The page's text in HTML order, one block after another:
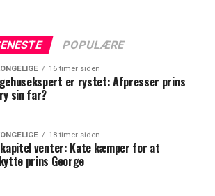
POPULÆRE
16 timer siden
er rystet: Afpresser prins
sin far?
18 timer siden
venter: Kate kæmper for at
prins George